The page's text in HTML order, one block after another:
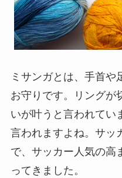
ミサンガとは、手首や
お守りです。リングが
いが叶うと言われてい
言われますよね。サッ
で、サッカー人気の高
ってきました。